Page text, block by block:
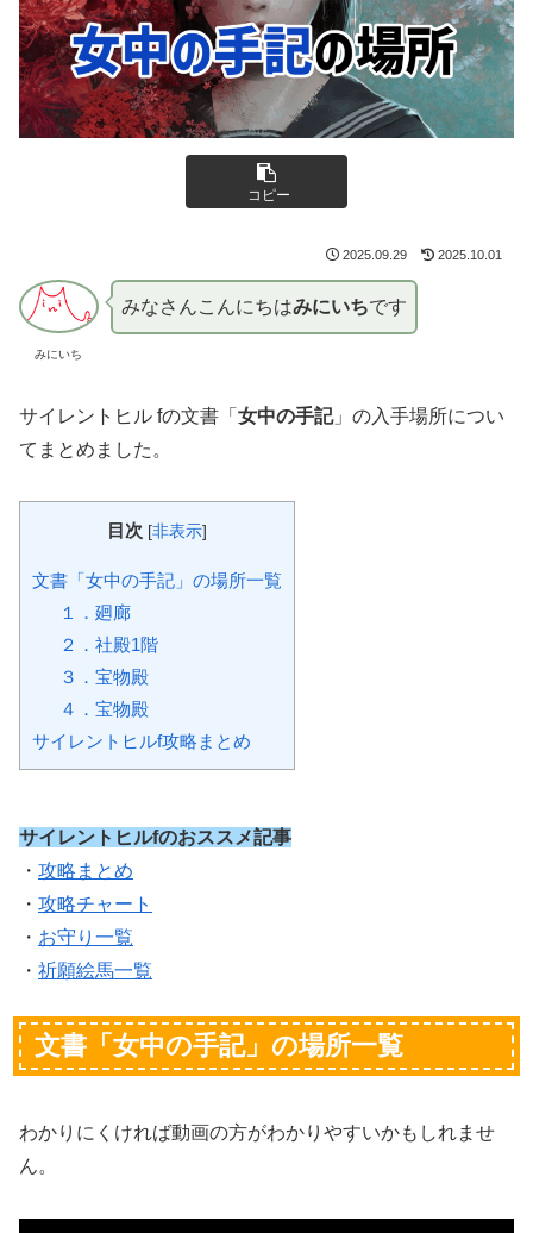
コピー
2025.09.29 2025.10.01
みにいち
みなさんこんにちはみにいちです
サイレントヒル fの文書「 女中の手記」の入手場所につい
てまとめました。
目次 [非表示]
文書「女中の手記」の場所一覧
１．廻廊
２．社殿1階
３．宝物殿
４．宝物殿
サイレントヒルf攻略まとめ
サイレントヒルfのおススメ記事
・ 攻略まとめ
・ 攻略チャート
・ お守り一覧
・ 祈願絵馬一覧
文書「女中の手記」の場所一覧
わかりにくければ動画の方がわかりやすいかもしれませ
ん。